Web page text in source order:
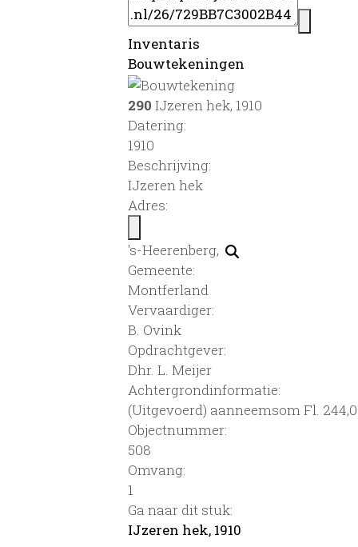
Inventaris
Bouwtekeningen
290 IJzeren hek, 1910
Datering:
1910
Beschrijving:
IJzeren hek
Adres:
's-Heerenberg,
Gemeente:
Montferland
Vervaardiger:
B. Ovink
Opdrachtgever:
Dhr. L. Meijer
Achtergrondinformatie:
(Uitgevoerd) aanneemsom Fl.
Objectnummer:
508
Omvang:
1
Ga naar dit stuk:
IJzeren hek, 1910